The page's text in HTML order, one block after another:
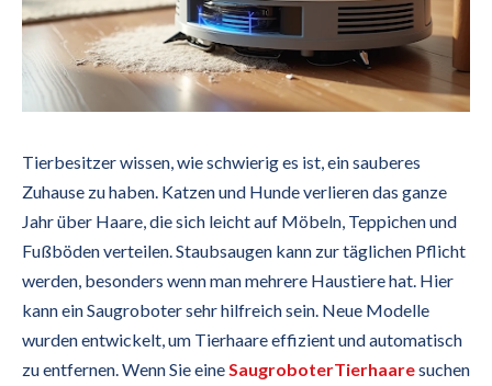
Tierbesitzer wissen, wie schwierig es ist, ein sauberes
Zuhause zu haben. Katzen und Hunde verlieren das ganze
Jahr über Haare, die sich leicht auf Möbeln, Teppichen und
Fußböden verteilen. Staubsaugen kann zur täglichen Pflicht
werden, besonders wenn man mehrere Haustiere hat. Hier
kann ein Saugroboter sehr hilfreich sein. Neue Modelle
wurden entwickelt, um Tierhaare effizient und automatisch
zu entfernen. Wenn Sie eine SaugroboterTierhaaresuchen